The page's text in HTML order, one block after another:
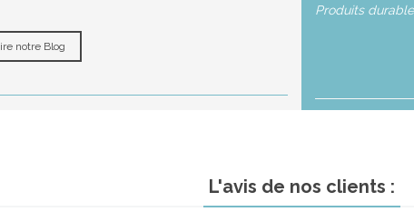
notre Blog
Produits
L'avis de nos clients :